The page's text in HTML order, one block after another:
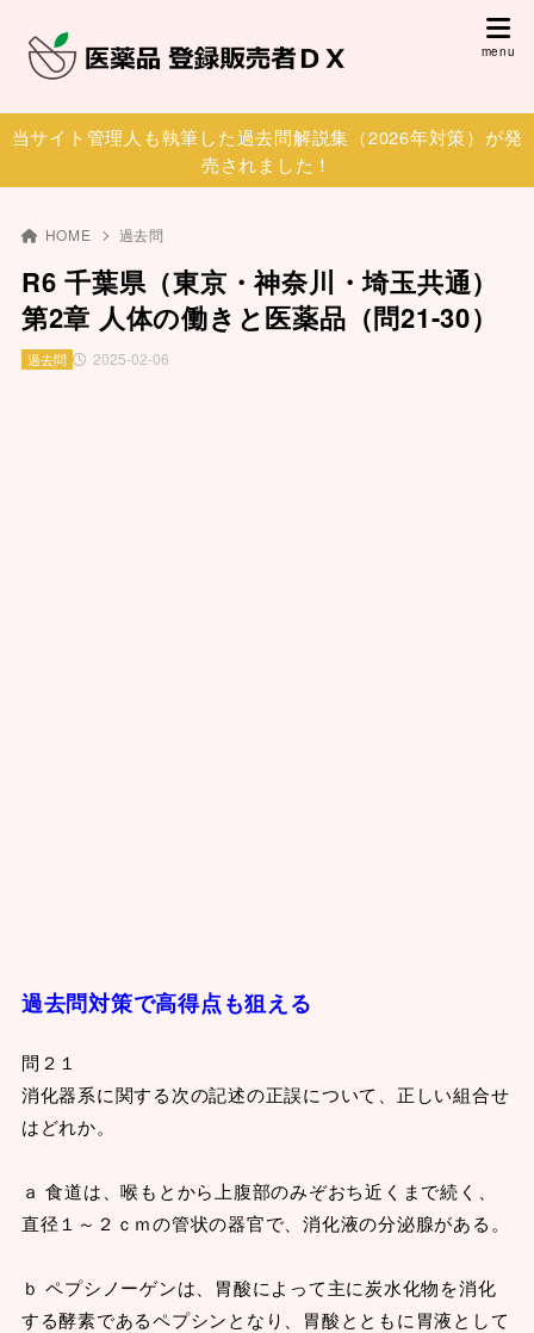
当サイト管理人も執筆した過去問解説集（2026年対策）が発
売されました！
HOME 過去問
R6 千葉県（東京・神奈川・埼玉共通）
第2章 人体の働きと医薬品（問21-30）
2025-02-06
過去問
過去問対策で高得点も狙える
問２１
消化器系に関する次の記述の正誤について、正しい組合せ
はどれか。
ａ 食道は、喉もとから上腹部のみぞおち近くまで続く、
直径１～２ｃｍの管状の器官で、消化液の分泌腺がある。
ｂ ペプシノーゲンは、胃酸によって主に炭水化物を消化
する酵素であるペプシンとなり、胃酸とともに胃液として